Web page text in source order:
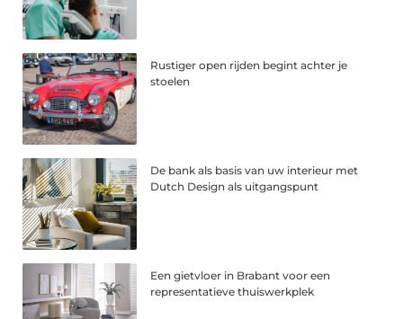
Rustiger open rijden begint achter je
stoelen
De bank als basis van uw interieur met
Dutch Design als uitgangspunt
Een gietvloer in Brabant voor een
representatieve thuiswerkplek